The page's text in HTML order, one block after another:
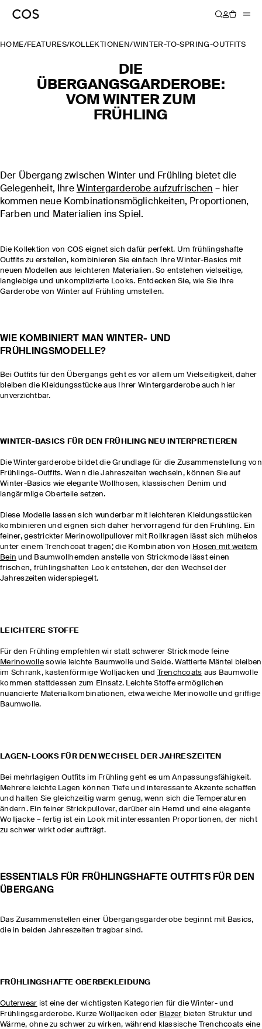
HOME/FEATURES/KOLLEKTIONEN/WINTER-TO-SPRING-OUTFITS
DIE
ÜBERGANGSGARDEROBE:
VOM WINTER ZUM
FRÜHLING
Der Übergang zwischen Winter und Frühling bietet die
Gelegenheit, Ihre Wintergarderobe aufzufrischen – hier
kommen neue Kombinationsmöglichkeiten, Proportionen,
Farben und Materialien ins Spiel.
Die Kollektion von COS eignet sich dafür perfekt. Um frühlingshafte
Outfits zu erstellen, kombinieren Sie einfach Ihre Winter-Basics mit
neuen Modellen aus leichteren Materialien. So entstehen vielseitige,
langlebige und unkomplizierte Looks. Entdecken Sie, wie Sie Ihre
Garderobe von Winter auf Frühling umstellen.
WIE KOMBINIERT MAN WINTER- UND
FRÜHLINGSMODELLE?
Bei Outfits für den Übergangs geht es vor allem um Vielseitigkeit, daher
bleiben die Kleidungsstücke aus Ihrer Wintergarderobe auch hier
unverzichtbar.
WINTER-BASICS FÜR DEN FRÜHLING NEU INTERPRETIEREN
Die Wintergarderobe bildet die Grundlage für die Zusammenstellung von
Frühlings-Outfits. Wenn die Jahreszeiten wechseln, können Sie auf
Winter-Basics wie elegante Wollhosen, klassischen Denim und
langärmlige Oberteile setzen.
Diese Modelle lassen sich wunderbar mit leichteren Kleidungsstücken
kombinieren und eignen sich daher hervorragend für den Frühling. Ein
feiner, gestrickter Merinowollpullover mit Rollkragen lässt sich mühelos
unter einem Trenchcoat tragen; die Kombination von Hosen mit weitem
Bein und Baumwollhemden anstelle von Strickmode lässt einen
frischen, frühlingshaften Look entstehen, der den Wechsel der
Jahreszeiten widerspiegelt.
LEICHTERE STOFFE
Für den Frühling empfehlen wir statt schwerer Strickmode feine
Merinowollesowie leichte Baumwolle und Seide. Wattierte Mäntel bleiben
im Schrank, kastenförmige Wolljacken und Trenchcoats aus Baumwolle
kommen stattdessen zum Einsatz. Leichte Stoffe ermöglichen
nuancierte Materialkombinationen, etwa weiche Merinowolle und griffige
Baumwolle.
LAGEN-LOOKS FÜR DEN WECHSEL DER JAHRESZEITEN
Bei mehrlagigen Outfits im Frühling geht es um Anpassungsfähigkeit.
Mehrere leichte Lagen können Tiefe und interessante Akzente schaffen
und halten Sie gleichzeitig warm genug, wenn sich die Temperaturen
ändern. Ein feiner Strickpullover, darüber ein Hemd und eine elegante
Wolljacke – fertig ist ein Look mit interessanten Proportionen, der nicht
zu schwer wirkt oder aufträgt.
ESSENTIALS FÜR FRÜHLINGSHAFTE OUTFITS FÜR DEN
ÜBERGANG
Das Zusammenstellen einer Übergangsgarderobe beginnt mit Basics,
die in beiden Jahreszeiten tragbar sind.
FRÜHLINGSHAFTE OBERBEKLEIDUNG
Outerwear ist eine der wichtigsten Kategorien für die Winter- und
Frühlingsgarderobe. Kurze Wolljacken oder Blazer bieten Struktur und
Wärme, ohne zu schwer zu wirken, während klassische Trenchcoats eine